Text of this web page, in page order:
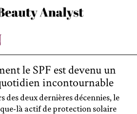
le SPF est devenu un
incontournable
des deux dernières décennies, le
là actif de protection solaire